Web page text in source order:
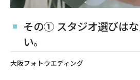
その① スタジオ選びは
い。
大阪フォトウエディング